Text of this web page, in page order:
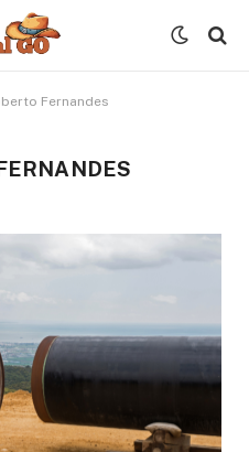
Fernandes